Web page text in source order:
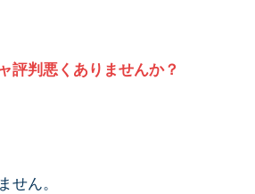
評判悪くありませんか？
ん。